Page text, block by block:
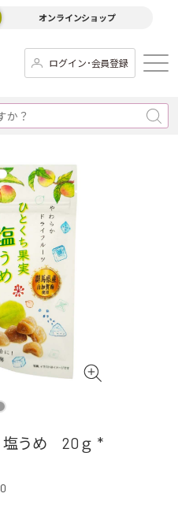
オンラインショップ
ログイン･会員登録
うめ 20ｇ *